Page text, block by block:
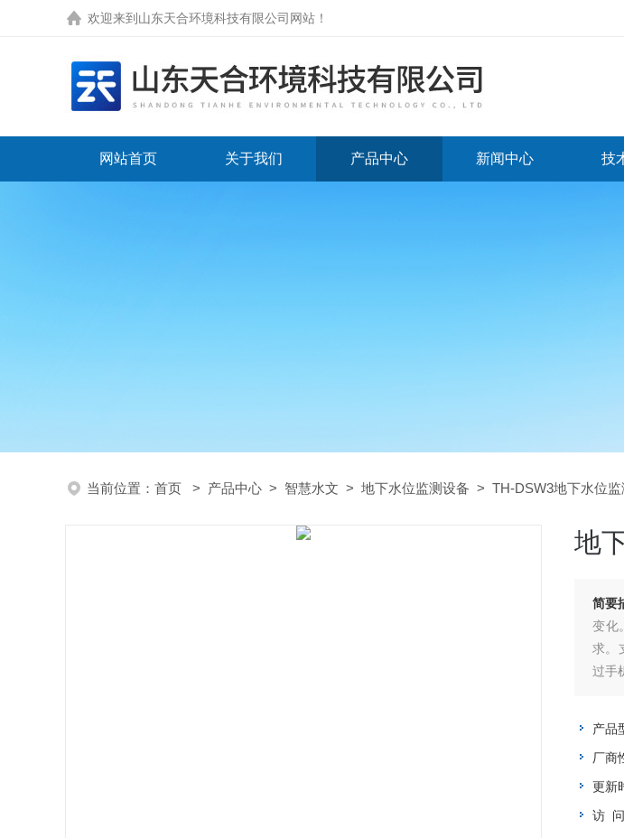
欢迎来到 山东天合环境科技有限公司网站 ！
网站首页 关于我们 产品中心 新闻中心 技
当前位置： 首页 > 产品中心 > 智慧水文 > 地下水位监测设备 > TH-DSW3地下水位监
地
简要
变化
求。
过手
产品
厂商
更新
访